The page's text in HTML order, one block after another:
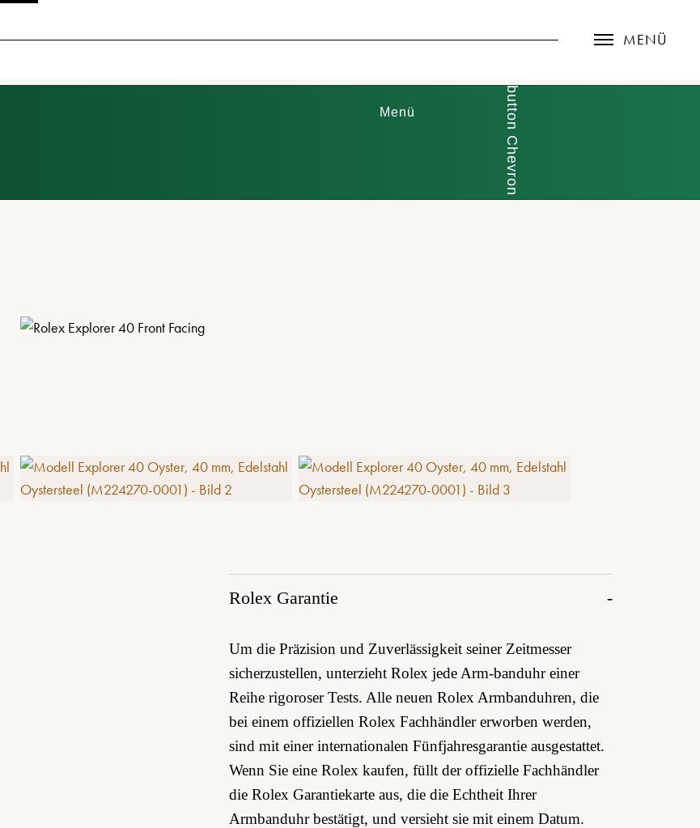
MENÜ
Menü
Rolex Garantie
Um die Präzision und Zuverlässigkeit seiner Zeitmesser
sicherzustellen, unterzieht Rolex jede Arm-banduhr einer
Reihe rigoroser Tests. Alle neuen Rolex Armbanduhren, die
bei einem offiziellen Rolex Fachhändler erworben werden,
sind mit einer internationalen Fünfjahres­garantie ausgestattet.
Wenn Sie eine Rolex kaufen, füllt der offizielle Fachhändler
die Rolex Garantiekarte aus, die die Echtheit Ihrer
Armbanduhr bestätigt, und versieht sie mit einem Datum.